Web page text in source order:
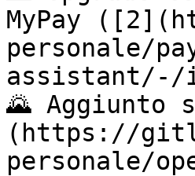
MyPay
personale/
assistant/-/
🌄 Aggiunto
(https://
personale/